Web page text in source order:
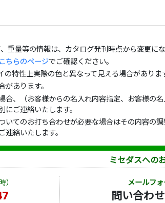
量等の情報は、カタログ発刊時点から変更に
ちらのページでご確認ください。
特性上実際の色と異なって見える場合がありま
あります。
、（お客様からの名入れ内容指定、お客様の
ご連絡いたします。
いてのお打ち合わせが必要な場合はその内容の
絡いたします。
ミセダスへの
メールフ
問い合わ